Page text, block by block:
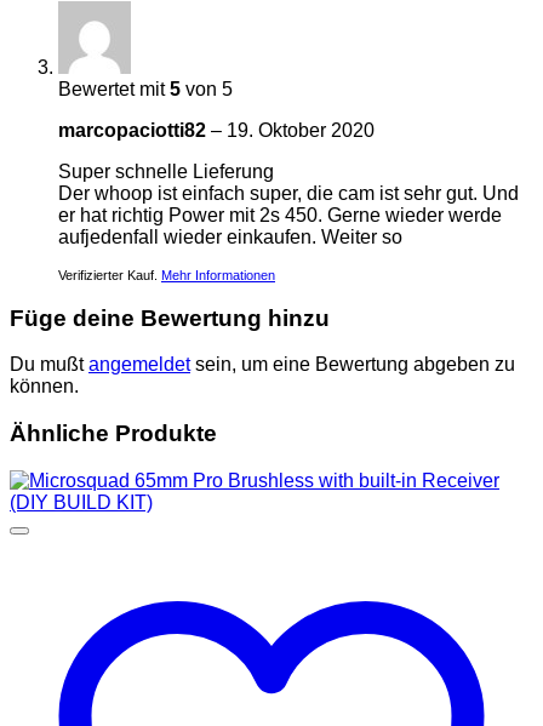
Bewertet mit5 von 5
marcopaciotti82 – 19. Oktober 2020
Super schnelle Lieferung
Der whoop ist einfach super, die cam ist sehr gut. Und
er hat richtig Power mit 2s 450. Gerne wieder werde
aufjedenfall wieder einkaufen. Weiter so
Verifizierter Kauf. Mehr Informationen
Füge deine Bewertung hinzu
Du mußtangemeldetsein, um eine Bewertung abgeben zu
können.
Ähnliche Produkte